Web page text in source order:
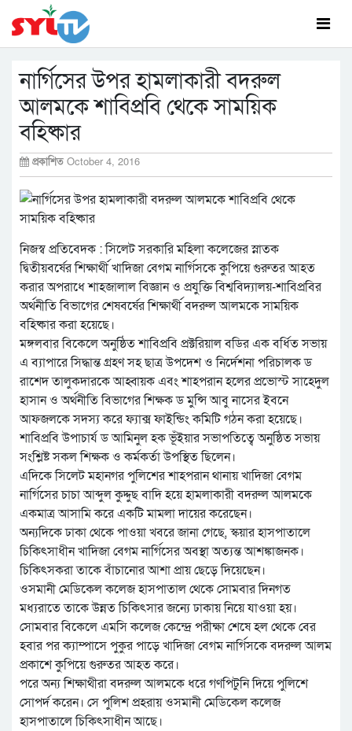
নার্গিসের উপর হামলাকারী বদরুল
আলমকে শাবিপ্রবি থেকে সাময়িক
বহিষ্কার
প্রকাশিত October 4, 2016
নিজস্ব প্রতিবেদক : সিলেট সরকারি মহিলা কলেজের স্নাতক
দ্বিতীয়বর্ষের শিক্ষার্থী খাদিজা বেগম নার্গিসকে কুপিয়ে গুরুতর আহত
করার অপরাধে শাহজালাল বিজ্ঞান ও প্রযুক্তি বিশ্ববিদ্যালয়-শাবিপ্রবির
অর্থনীতি বিভাগের শেষবর্ষের শিক্ষার্থী বদরুল আলমকে সাময়িক
বহিষ্কার করা হয়েছে।
মঙ্গলবার বিকেলে অনুষ্ঠিত শাবিপ্রবি প্রক্টরিয়াল বডির এক বর্ধিত সভায়
এ ব্যাপারে সিদ্ধান্ত গ্রহণ সহ ছাত্র উপদেশ ও নির্দেশনা পরিচালক ড
রাশেদ তালুকদারকে আহ্বায়ক এবং শাহপরান হলের প্রভোস্ট সাহেদুল
হাসান ও অর্থনীতি বিভাগের শিক্ষক ড মুন্সি আবু নাসের ইবনে
আফজলকে সদস্য করে ফ্যাক্স ফাইন্ডিং কমিটি গঠন করা হয়েছে।
শাবিপ্রবি উপাচার্য ড আমিনুল হক ভূঁইয়ার সভাপতিত্বে অনুষ্ঠিত সভায়
সংশ্লিষ্ট সকল শিক্ষক ও কর্মকর্তা উপস্থিত ছিলেন।
এদিকে সিলেট মহানগর পুলিশের শাহপরান থানায় খাদিজা বেগম
নার্গিসের চাচা আব্দুল কুদ্দুছ বাদি হয়ে হামলাকারী বদরুল আলমকে
একমাত্র আসামি করে একটি মামলা দায়ের করেছেন।
অন্যদিকে ঢাকা থেকে পাওয়া খবরে জানা গেছে, স্কয়ার হাসপাতালে
চিকিৎসাধীন খাদিজা বেগম নার্গিসের অবস্থা অত্যন্ত আশঙ্কাজনক।
চিকিৎসকরা তাকে বাঁচানোর আশা প্রায় ছেড়ে দিয়েছেন।
ওসমানী মেডিকেল কলেজ হাসপাতাল থেকে সোমবার দিনগত
মধ্যরাতে তাকে উন্নত চিকিৎসার জন্যে ঢাকায় নিয়ে যাওয়া হয়।
সোমবার বিকেলে এমসি কলেজ কেন্দ্রে পরীক্ষা শেষে হল থেকে বের
হবার পর ক্যাম্পাসে পুকুর পাড়ে খাদিজা বেগম নার্গিসকে বদরুল আলম
প্রকাশে কুপিয়ে গুরুতর আহত করে।
পরে অন্য শিক্ষাথীরা বদরুল আলমকে ধরে গণপিটুনি দিয়ে পুলিশে
সোপর্দ করেন। সে পুলিশ প্রহরায় ওসমানী মেডিকেল কলেজ
হাসপাতালে চিকিৎসাধীন আছে।